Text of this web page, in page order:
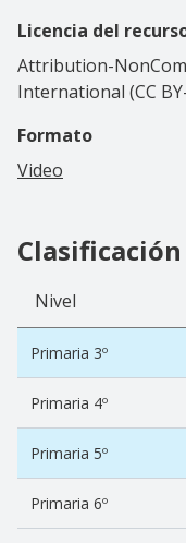
Licencia del
Attribution-
International (CC
Formato
Video
Nivel
Primaria 3º
Primaria 4º
Primaria 5º
Primaria 6º